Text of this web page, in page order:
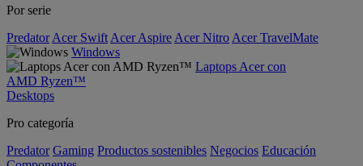
Por serie
Predator Acer Swift Acer Aspire Acer Nitro Acer TravelMate
Windows
Laptops Acer con
AMD Ryzen™
Desktops
Pro categoría
Predator Gaming Productos sostenibles Negocios Educación